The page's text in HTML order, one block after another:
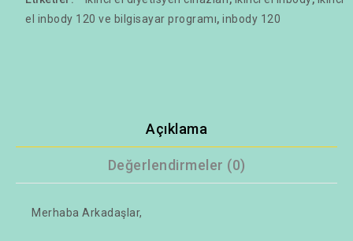
el inbody 120 ve bilgisayar programı,inbody 120
Açıklama
Değerlendirmeler (0)
Merhaba Arkadaşlar,